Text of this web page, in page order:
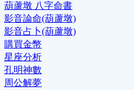
葫蘆墩 八字命書
影音論命(葫蘆墩)
影音占卜(葫蘆墩)
購買金幣
星座分析
孔明神數
周公解夢